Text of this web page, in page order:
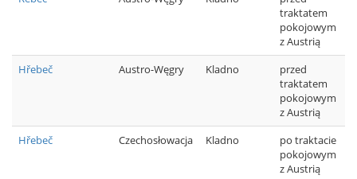
traktatem
pokojowym
z Austrią
Hřebeč
Austro-Węgry Kladno
przed
traktatem
pokojowym
z Austrią
Hřebeč
Czechosłowacja Kladno
po traktacie
pokojowym
z Austrią